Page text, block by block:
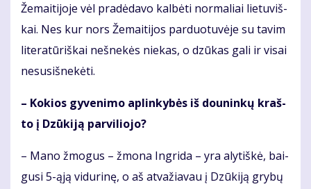
Že­mai­ti­jo­je vėl pra­dė­da­vo kal­bė­ti nor­ma­liai lie­tu­viš­
kai. Nes kur nors Že­mai­ti­jos par­duo­tu­vė­je su ta­vim
li­te­ra­tū­riš­kai neš­ne­kės nie­kas, o dzū­kas ga­li ir vi­sai
nesu­si­šne­kė­ti.
– Ko­kios gy­ve­ni­mo ap­lin­ky­bės iš dou­nin­kų kraš­
to į Dzū­ki­ją par­vi­lio­jo?
– Ma­no žmo­gus – žmo­na In­gri­da – yra aly­tiš­kė, bai­
gu­si 5-ąją vi­du­ri­nę, o aš at­va­žia­vau į Dzū­ki­ją gry­bų